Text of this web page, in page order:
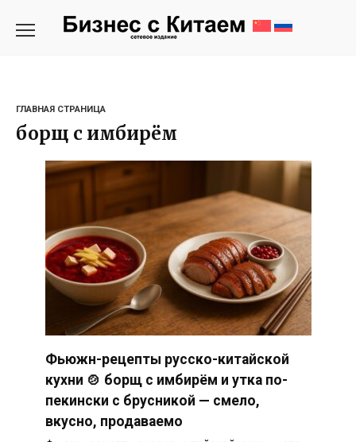
ГЛАВНАЯ СТРАНИЦА
борщ с имбирём
Фьюжн-рецепты русско-китайской
кухни 🍲 борщ с имбирём и утка по-
пекински с брусникой — смело,
вкусно, продаваемо